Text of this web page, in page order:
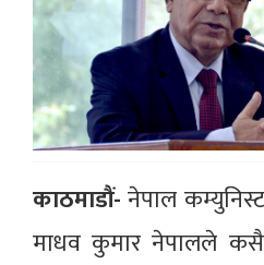
काठमाडौं-नेपाल
माधव कुमार नेपालले